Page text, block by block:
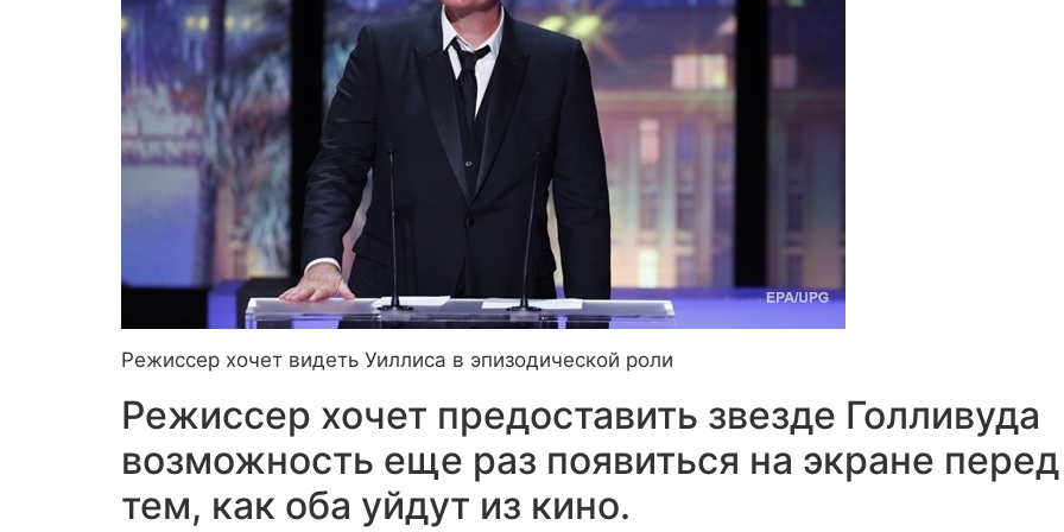
Режиссер хочет видеть Уиллиса в эпизодической роли
Режиссер хочет предоставить звезде Голливуда
возможность еще раз появиться на экране перед
тем, как оба уйдут из кино.